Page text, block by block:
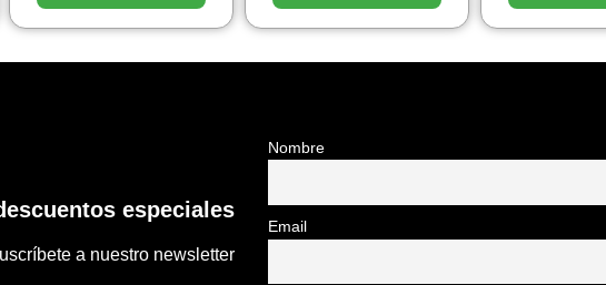
especiales
a nuestro newsletter
Nombre
Email